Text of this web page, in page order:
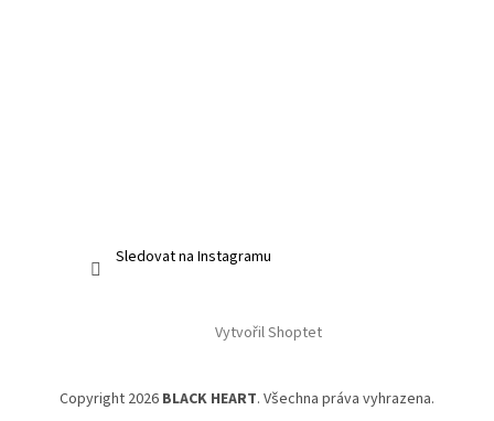
Sledovat na Instagramu
Vytvořil Shoptet
Copyright 2026 BLACK HEART. Všechna práva vyhrazena.